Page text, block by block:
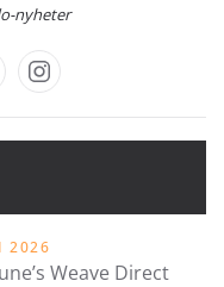
nyheter
2026
Weave Direct